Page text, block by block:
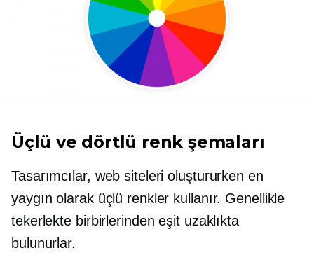
Üçlü ve dörtlü renk şemaları
Tasarımcılar, web siteleri oluştururken en
yaygın olarak üçlü renkler kullanır. Genellikle
tekerlekte birbirlerinden eşit uzaklıkta
bulunurlar.